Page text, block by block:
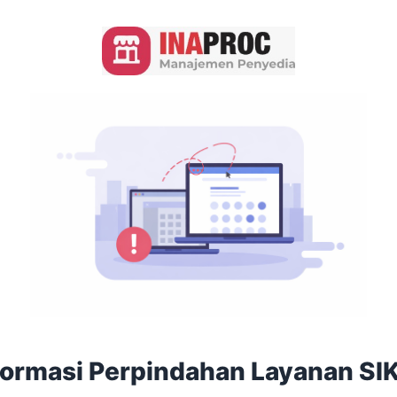
Perpindahan Layanan